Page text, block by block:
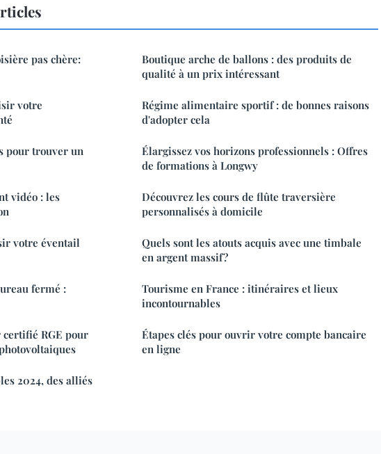
pas chère:
votre
pour trouver un
vidéo : les
votre éventail
fermé :
RGE pour
2024, des alliés
Boutique arche de ballons : des produits de
qualité à un prix intéressant
Régime alimentaire sportif : de bonnes raisons
d'adopter cela
Élargissez vos horizons professionnels : Offres
de formations à Longwy
Découvrez les cours de flûte traversière
personnalisés à domicile
Quels sont les atouts acquis avec une timbale
en argent massif?
Tourisme en France : itinéraires et lieux
incontournables
Étapes clés pour ouvrir votre compte bancaire
en ligne